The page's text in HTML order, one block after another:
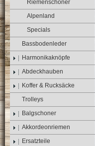
Riemenschoner
Alpenland
Specials
Bassbodenleder
Harmonikaknöpfe
Abdeckhauben
Koffer & Rucksäcke
Trolleys
Balgschoner
Akkordeonriemen
Ersatzteile